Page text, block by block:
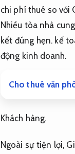
chi phí thuê so với
Nhiều tòa nhà
kết đúng hẹn. kế
động kinh doanh.
Cho thuê văn
Khách hàng.
Ngoài sự tiện lợi,